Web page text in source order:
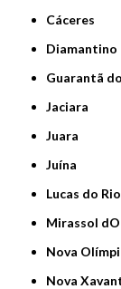
Cáceres
Diamantino
Guarantã
Jaciara
Juara
Juína
Lucas do
Mirassol
Nova
Nova